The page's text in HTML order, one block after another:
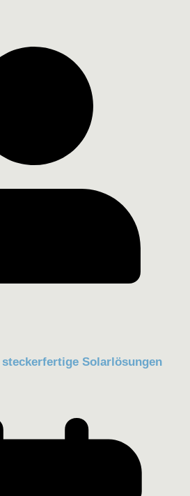
Solarlösungen